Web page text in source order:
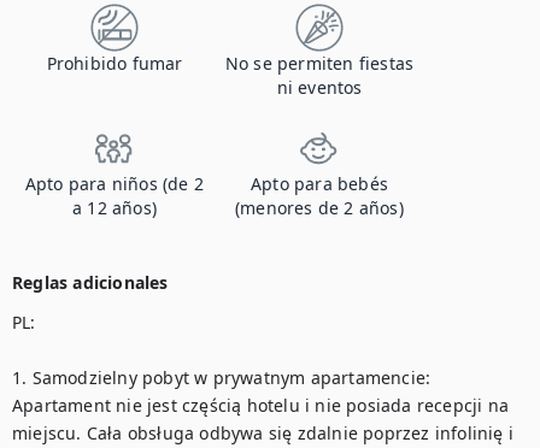
Prohibido fumar
No se permiten fiestas
ni eventos
Apto para niños (de 2
a 12 años)
Apto para bebés
(menores de 2 años)
Reglas adicionales
PL:
1. Samodzielny pobyt w prywatnym apartamencie:
Apartament nie jest częścią hotelu i nie posiada recepcji na
miejscu. Cała obsługa odbywa się zdalnie poprzez infolinię i